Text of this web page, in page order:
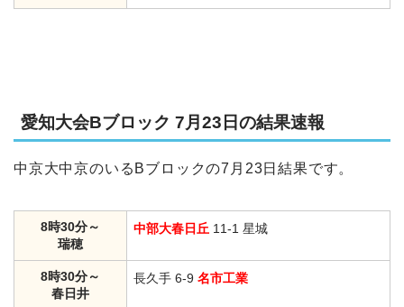
愛知大会Bブロック 7月23日の結果速報
中京大中京のいるBブロックの7月23日結果です。
8時30分～
瑞穂
中部大春日丘 11-1 星城
8時30分～
春日井
長久手 6-9 名市工業